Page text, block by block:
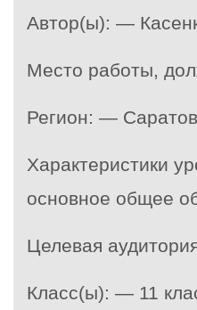
Автор(ы): —
Место работы,
Регион: —
Характеристики
основное общее
Целевая
Класс(ы): — 11